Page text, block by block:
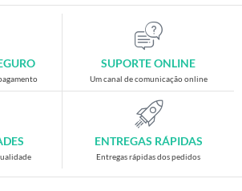
SUPORTE ONLINE
Um canal de comunicação online
ENTREGAS RÁPIDAS
Entregas rápidas dos pedidos